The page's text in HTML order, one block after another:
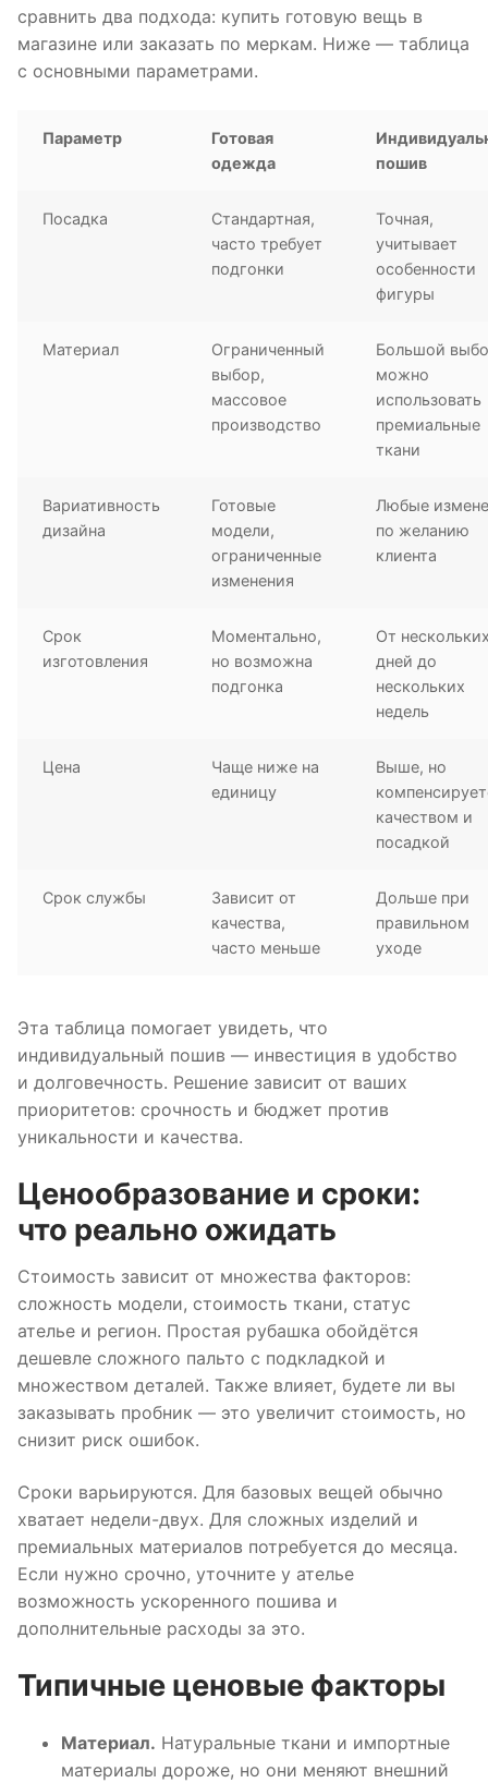
сравнить два подхода: купить готовую вещь в
магазине или заказать по меркам. Ниже — таблица
с основными параметрами.
Параметр
Готовая
одежда
пошив
Посадка
Стандартная,
часто требует
подгонки
Точная,
учитывает
особенности
фигуры
Материал
Ограниченный
выбор,
массовое
производство
Большой
можно
использовать
премиальные
ткани
Вариативность
дизайна
Готовые
модели,
ограниченные
изменения
Любые
по желанию
клиента
Срок
изготовления
Моментально,
но возможна
подгонка
От
дней до
нескольких
недель
Цена
Чаще ниже на
единицу
Выше, но
качеством и
посадкой
Срок службы
Зависит от
качества,
часто меньше
Дольше при
правильном
уходе
Эта таблица помогает увидеть, что
индивидуальный пошив — инвестиция в удобство
и долговечность. Решение зависит от ваших
приоритетов: срочность и бюджет против
уникальности и качества.
Ценообразование и сроки:
что реально ожидать
Стоимость зависит от множества факторов:
сложность модели, стоимость ткани, статус
ателье и регион. Простая рубашка обойдётся
дешевле сложного пальто с подкладкой и
множеством деталей. Также влияет, будете ли вы
заказывать пробник — это увеличит стоимость, но
снизит риск ошибок.
Сроки варьируются. Для базовых вещей обычно
хватает недели-двух. Для сложных изделий и
премиальных материалов потребуется до месяца.
Если нужно срочно, уточните у ателье
возможность ускоренного пошива и
дополнительные расходы за это.
Типичные ценовые факторы
Материал. Натуральные ткани и импортные
материалы дороже, но они меняют внешний